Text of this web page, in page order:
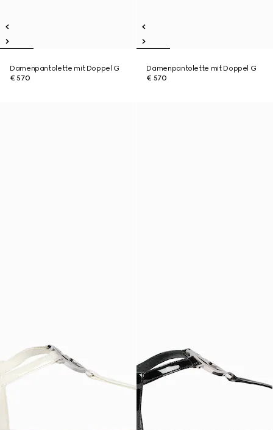
Damenpantolette mit Doppel G
€ 570
Damenpantolette mit Doppel G
€ 570